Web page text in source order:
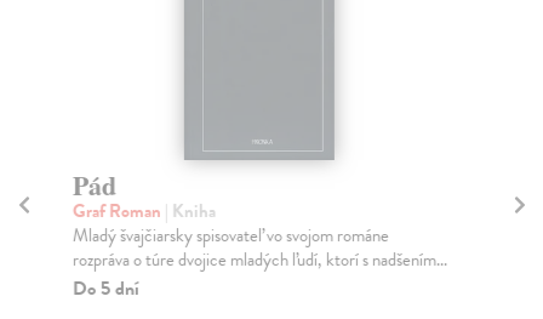
Pád
Graf Roman | Kniha
Mladý švajčiarsky spisovateľ vo svojom románe
rozpráva o túre dvojice mladých ľudí, ktorí s nadšením...
Do 5 dní